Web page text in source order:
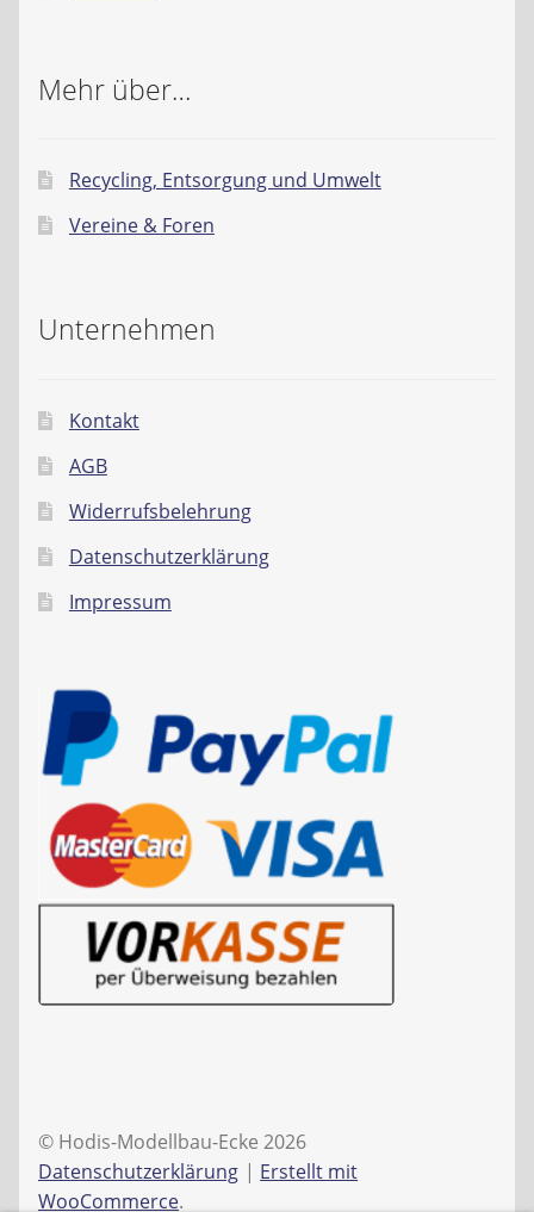
Mehr über…
Recycling, Entsorgung und Umwelt
Vereine & Foren
Unternehmen
Kontakt
AGB
Widerrufsbelehrung
Datenschutzerklärung
Impressum
© Hodis-Modellbau-Ecke 2026
Datenschutzerklärung
Erstellt mit
WooCommerce.